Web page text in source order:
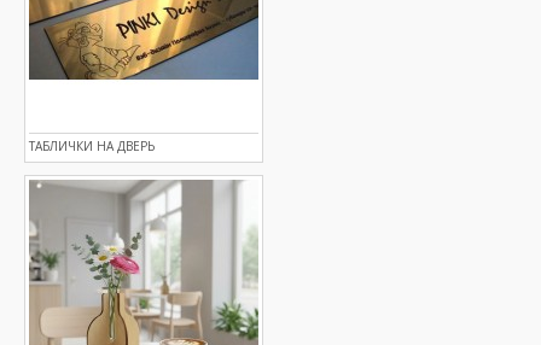
ТАБЛИЧКИ НА ДВЕРЬ